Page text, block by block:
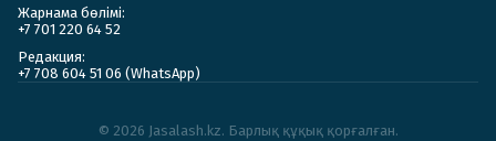
Жарнама бөлімі:
+7 701 220 64 52
Редакция:
+7 708 604 51 06 (WhatsApp)
© 2026 Jasalash.kz. Барлық құқық қорғалған.